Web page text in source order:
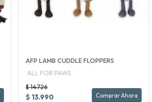
AFP LAMB CUDDLE FLOPPERS
ALL FOR PAWS
$ 14.726
$ 13.990 Comprar Ahora